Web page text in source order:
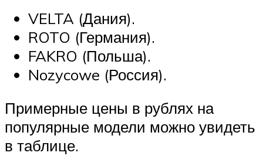
VELTA (Дания).
ROTO (Германия).
FAKRO (Польша).
Nozycowe (Россия).
Примерные цены в рублях на
популярные модели можно увидеть
в таблице.